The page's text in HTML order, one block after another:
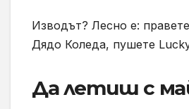
Изводът? Лесно е:
Дядо Коледа, пушете
Да летиш с